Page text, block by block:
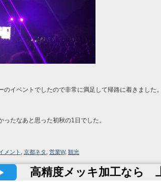
のイベントでしたので非常に満足して帰路に着きました
ったなあと思った初秋の1日でした。
メント 京都ネタ 営業W, 観光
ッキ加工なら 上